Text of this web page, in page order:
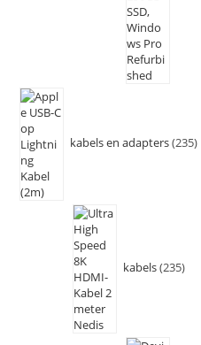
kabels en adapters 235
kabels 235